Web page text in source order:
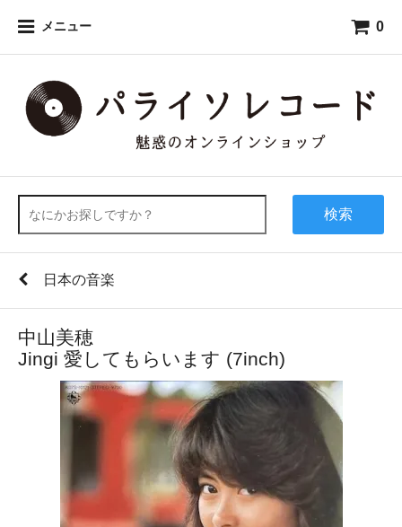
メニュー 0
検索
日本の音楽
中山美穂
Jingi 愛してもらいます (7inch)